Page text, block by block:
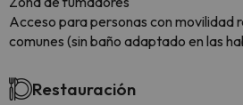
Acceso para personas con movilidad
comunes (sin baño adaptado en las
Restauración